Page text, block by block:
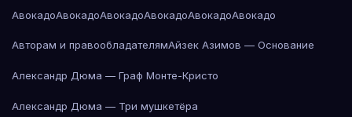
АвокадоАвокадоАвокадоАвокадоАвокадоАвокадо
Авторам и правообладателямАйзек Азимов — Основание
Александр Дюма — Граф Монте-Кристо
Александр Дюма — Три мушкетёра